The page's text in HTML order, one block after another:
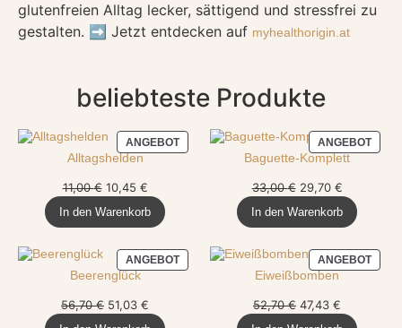
glutenfreien Alltag lecker, sättigend und stressfrei zu
gestalten. ➡️ Jetzt entdecken auf myhealthorigin.at
beliebteste Produkte
ANGEBOT
Alltagshelden
11,00€ 10,45 €
In den Warenkorb
ANGEBOT
Baguette-Komplett
33,00€ 29,70 €
In den Warenkorb
ANGEBOT
Beerenglück
56,70€ 51,03 €
ANGEBOT
Eiweißbomben
52,70€ 47,43 €